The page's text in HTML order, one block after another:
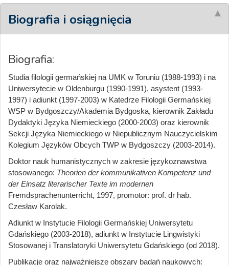
Biografia i osiągnięcia
Biografia:
Studia filologii germańskiej na UMK w Toruniu (1988-1993) i na
Uniwersytecie w Oldenburgu (1990-1991), asystent (1993-
1997) i adiunkt (1997-2003) w Katedrze Filologii Germańskiej
WSP w Bydgoszczy/Akademia Bydgoska, kierownik Zakładu
Dydaktyki Języka Niemieckiego (2000-2003) oraz kierownik
Sekcji Języka Niemieckiego w Niepublicznym Nauczycielskim
Kolegium Języków Obcych TWP w Bydgoszczy (2003-2014).
Doktor nauk humanistycznych w zakresie językoznawstwa
stosowanego: Theorien der kommunikativen Kompetenz und
der Einsatz literarischer Texte im modernen
Fremdsprachenunterricht, 1997, promotor: prof. dr hab.
Czesław Karolak.
Adiunkt w Instytucie Filologii Germańskiej Uniwersytetu
Gdańskiego (2003-2018), adiunkt w Instytucie Lingwistyki
Stosowanej i Translatoryki Uniwersytetu Gdańskiego (od 2018).
Publikacje oraz najważniejsze obszary badań naukowych: